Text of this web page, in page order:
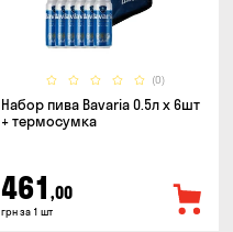
(0)
Набор пива Bavaria 0.5л х 6шт
+ термосумка
461 ,00
грн за 1 шт